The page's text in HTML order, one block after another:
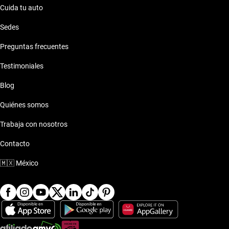
Cuida tu auto
Sedes
Preguntas frecuentes
Testimoniales
Blog
Quiénes somos
Trabaja con nosotros
Contacto
🇲🇽 México